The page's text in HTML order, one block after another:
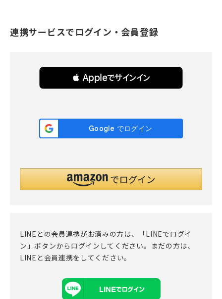
連携サービスでログイン・会員登録
 Appleでサインイン
LINEとの会員連携がお済みの方は、「LINEでログイ
ン」ボタンからログインしてください。まだの方は、
LINEと会員連携をしてください。